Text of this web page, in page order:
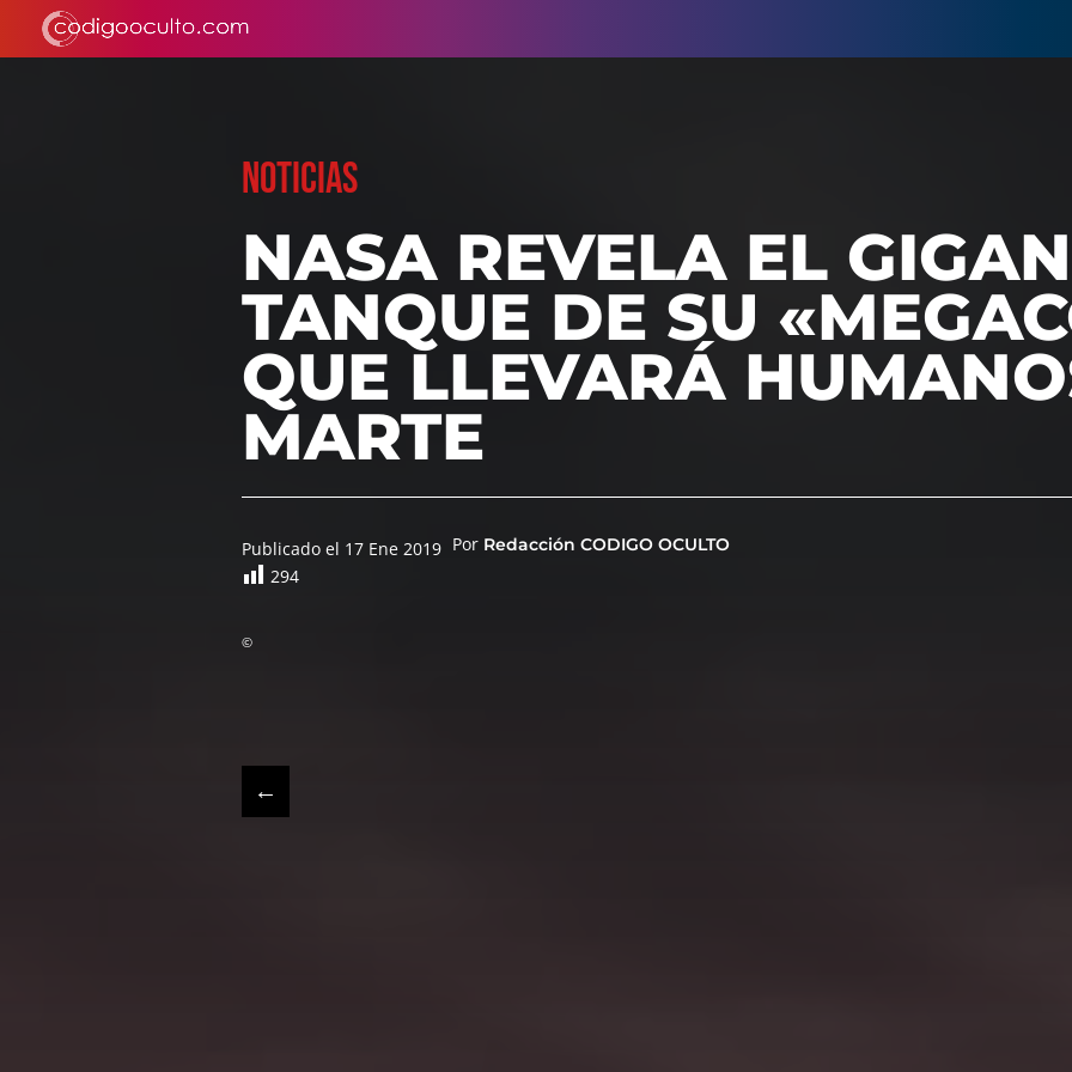
NOTICIAS
NASA REVELA EL
TANQUE DE SU
QUE LLEVARÁ
MARTE
Publicado el 17 Ene 2019 Por Redacción CODIGO OCULTO
294
©
←